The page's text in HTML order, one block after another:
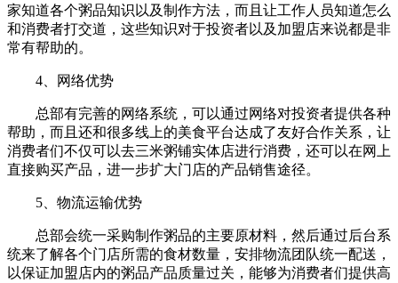
家知道各个粥品知识以及制作方法，而且让工作人员知道怎么
和消费者打交道，这些知识对于投资者以及加盟店来说都是非
常有帮助的。
4、网络优势
总部有完善的网络系统，可以通过网络对投资者提供各种
帮助，而且还和很多线上的美食平台达成了友好合作关系，让
消费者们不仅可以去三米粥铺实体店进行消费，还可以在网上
直接购买产品，进一步扩大门店的产品销售途径。
5、物流运输优势
总部会统一采购制作粥品的主要原材料，然后通过后台系
统来了解各个门店所需的食材数量，安排物流团队统一配送，
以保证加盟店内的粥品产品质量过关，能够为消费者们提供高